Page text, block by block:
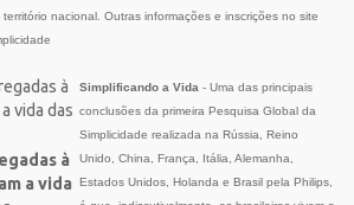
nacional. Outras informações e inscrições no site
à
a vida
Simplificando a Vida - Uma das principais
conclusões da primeira Pesquisa Global da
Simplicidade realizada na Rússia, Reino
Unido, China, França, Itália, Alemanha,
Estados Unidos, Holanda e Brasil pela Philips,